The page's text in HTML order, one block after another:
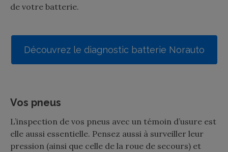
de votre batterie.
Découvrez le diagnostic batterie Norauto
Vos pneus
L’inspection de vos pneus avec un témoin d’usure est
elle aussi essentielle. Pensez aussi à surveiller leur
pression (ainsi que celle de la roue de secours) et